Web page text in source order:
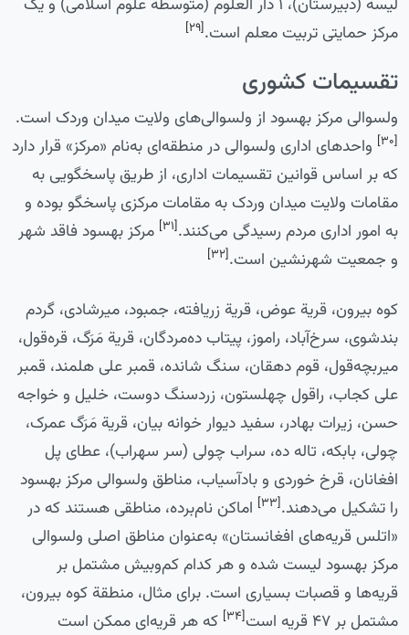
لیسه (دبیرستان)، ۱ دار العلوم (متوسطة علوم اسلامی) و یک
مرکز حمایتی تربیت معلم است.[۲۹]
تقسیمات کشوری
ولسوالی مرکز بهسود از ولسوالی‌های ولایت میدان وردک است.
[۳۰]
واحدهای اداری ولسوالی در منطقه‌ای به‌نام «مرکز» قرار دارد
که بر اساس قوانین تقسیمات اداری، از طریق پاسخگویی به
مقامات ولایت میدان‌ وردک به مقامات مرکزی پاسخگو بوده و
به امور اداری مردم رسیدگی می‌کنند.[۳۱]
مرکز بهسود فاقد شهر
و جمعیت شهرنشین است.[۳۲]
کوه بیرون، قریة عوض، قریة زریافته، جمبود، میرشادی، گردم
بندشوی، سرخ‌آباد، راموز، پیتاب ده‌مردگان، قریة مَرَگ، قره‌قول،
میربچه‌قول، قوم دهقان، سنگ شانده، قمبر علی هلمند، قمبر
علی کجاب، راقول چهلستون، زردسنگ دوست، خلیل و خواجه
حسن، زیرات بهادر، سفید دیوار خوانه بیان، قریة مَرَگ عمرک،
چولی، بابکه، تاله ده، سراب چولی (سر سهراب)، عطای پل
افغانان، قرخ خوردی و بادآسیاب، مناطق ولسوالی مرکز بهسود
را تشکیل می‌دهند.[۳۳]
اماکن نام‌برده، مناطقی هستند که در
«اتلس قریه‌های افغانستان» به‌عنوان مناطق اصلی ولسوالی
مرکز بهسود لیست شده و هر کدام کم‌وبیش مشتمل بر
قریه‌ها و قصبات بسیاری است. برای مثال، منطقة کوه بیرون،
مشتمل بر ۴۷ قریه است
[۳۴]
که هر قریه‌ای ممکن است